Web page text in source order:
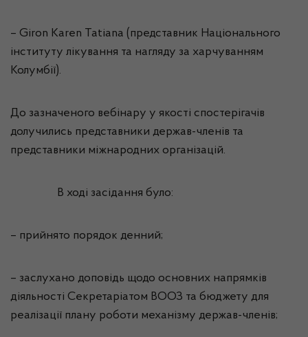
– Giron Karen Tatiana (представник Національного
інституту лікування та нагляду за харчуванням
Колумбії).
До зазначеного вебінару у якості спостерігачів
долучились представники держав-членів та
представники міжнародних організацій.
В ході засідання було:
– прийнято порядок денний;
– заслухано доповідь щодо основних напрямків
діяльності Секретаріатом ВООЗ та бюджету для
реалізації плану роботи механізму держав-членів;